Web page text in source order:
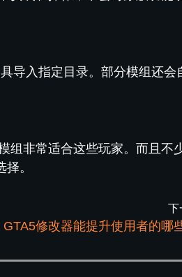
导入指定目录。部分模组还会
组非常适合这些玩家。而且不
。
下
GTA5修改器能提升使用者的哪